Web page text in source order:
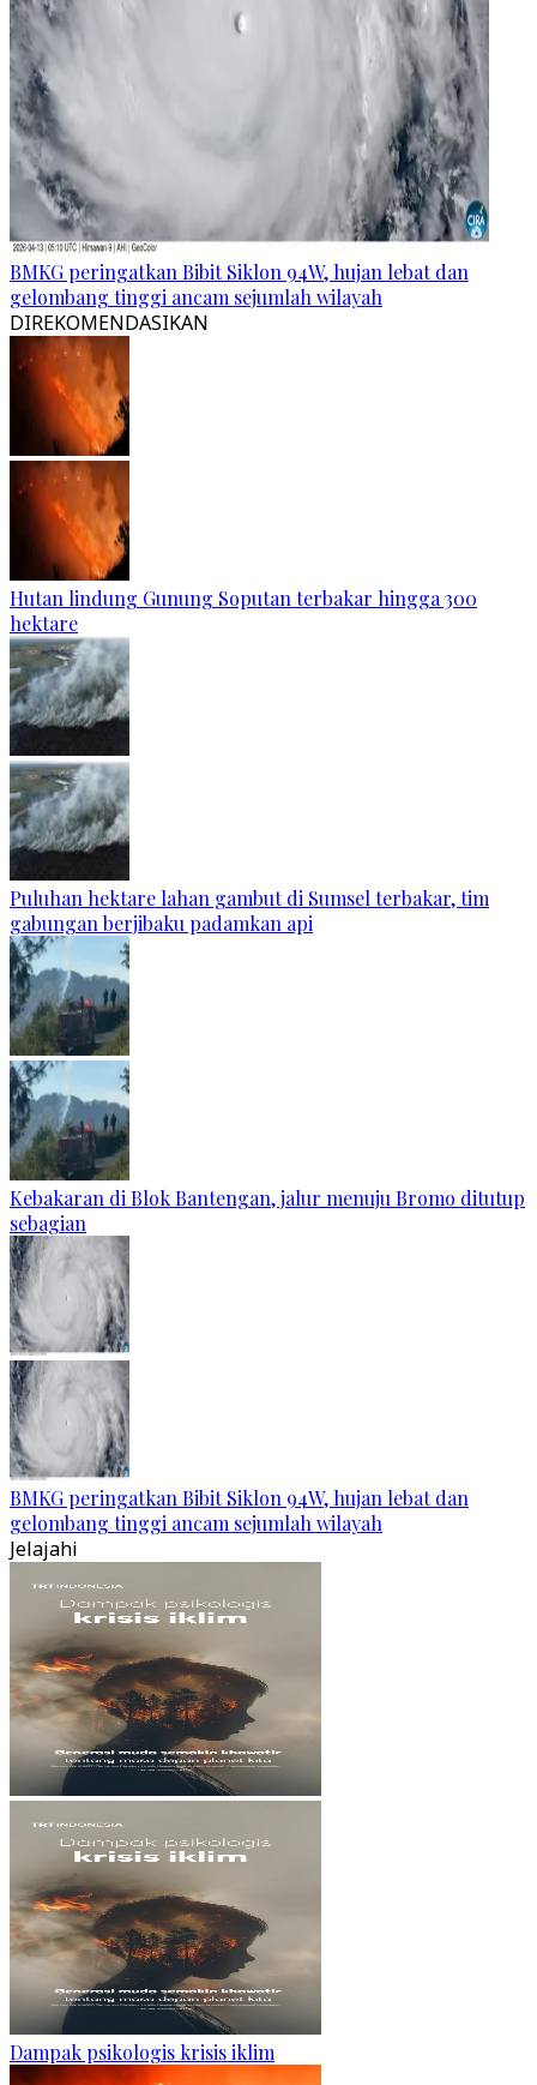
BMKG peringatkan Bibit Siklon 94W, hujan lebat dan
gelombang tinggi ancam sejumlah wilayah
DIREKOMENDASIKAN
Hutan lindung Gunung Soputan terbakar hingga 300
hektare
Puluhan hektare lahan gambut di Sumsel terbakar, tim
gabungan berjibaku padamkan api
Kebakaran di Blok Bantengan, jalur menuju Bromo ditutup
sebagian
BMKG peringatkan Bibit Siklon 94W, hujan lebat dan
gelombang tinggi ancam sejumlah wilayah
Jelajahi
Dampak psikologis krisis iklim